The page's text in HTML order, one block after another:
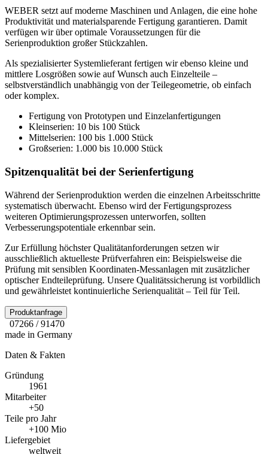
WEBER setzt auf moderne Maschinen und Anlagen, die eine hohe
Produktivität und materialsparende Fertigung garantieren. Damit
verfügen wir über optimale Voraussetzungen für die
Serienproduktion großer Stückzahlen.
Als spezialisierter Systemlieferant fertigen wir ebenso kleine und
mittlere Losgrößen sowie auf Wunsch auch Einzelteile –
selbstverständlich unabhängig von der Teilegeometrie, ob einfach
oder komplex.
Fertigung von Prototypen und Einzelanfertigungen
Kleinserien: 10 bis 100 Stück
Mittelserien: 100 bis 1.000 Stück
Großserien: 1.000 bis 10.000 Stück
Spitzenqualität bei der Serienfertigung
Während der Serienproduktion werden die einzelnen Arbeitsschritte
systematisch überwacht. Ebenso wird der Fertigungsprozess
weiteren Optimierungsprozessen unterworfen, sollten
Verbesserungspotentiale erkennbar sein.
Zur Erfüllung höchster Qualitätanforderungen setzen wir
ausschließlich aktuelleste Prüfverfahren ein: Beispielsweise die
Prüfung mit sensiblen Koordinaten-Messanlagen mit zusätzlicher
optischer Endteileprüfung. Unsere Qualitätssicherung ist vorbildlich
und gewährleistet kontinuierliche Serienqualität – Teil für Teil.
Produktanfrage
07266 / 91470
made in Germany
Daten & Fakten
Gründung
1961
Mitarbeiter
+50
Teile pro Jahr
+100 Mio
Liefergebiet
weltweit